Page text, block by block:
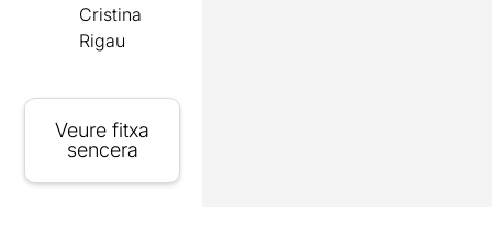
Cristina
Rigau
Veure fitxa
sencera